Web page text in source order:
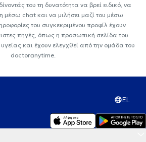
του τη δυνατότητα να βρεί ειδικό, να
μέσω chat και να μιλήσει μαζί του μέσω
του συγκεκριμένου προφίλ έχουν
πηγές, όπως η προσωπική σελίδα του
και έχουν ελεγχθεί από την ομάδα του
doctoranytime.
EL